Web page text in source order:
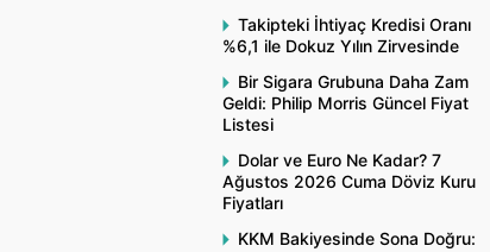
Takipteki İhtiyaç Kredisi Oranı
%6,1 ile Dokuz Yılın Zirvesinde
Bir Sigara Grubuna Daha Zam
Geldi: Philip Morris Güncel Fiyat
Listesi
Dolar ve Euro Ne Kadar? 7
Ağustos 2026 Cuma Döviz Kuru
Fiyatları
KKM Bakiyesinde Sona Doğru: